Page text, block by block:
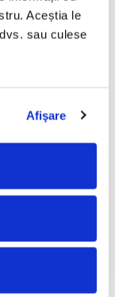
Aceștia le
sau culese
Afişare
IN COS